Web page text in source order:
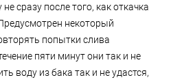
сразу после того, как откачка
некоторый
попытки слива
пяти минут они так и не
воду из бака так и не удастся,